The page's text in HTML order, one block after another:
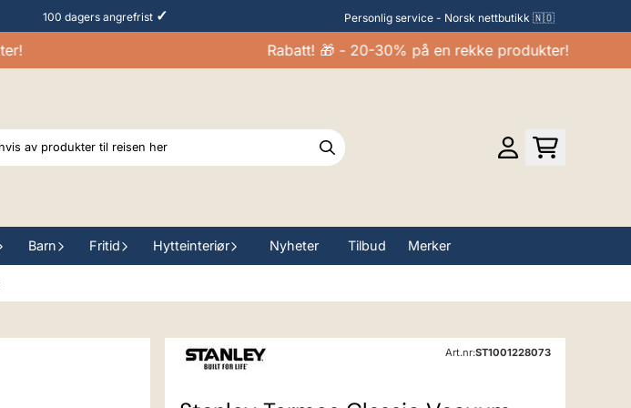
100 dagers angrefrist ✓ Personlig service - Norsk nettbutikk 🇳🇴
Rabatt! 🎁 - 20-30% på en rekke produkter!
Barn Fritid Hytteinteriør Nyheter Tilbud Merker
Art.nr:ST1001228073